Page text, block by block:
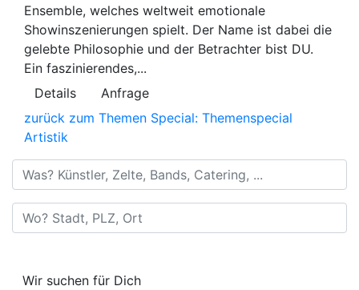
Ensemble, welches weltweit emotionale
Showinszenierungen spielt. Der Name ist dabei die
gelebte Philosophie und der Betrachter bist DU.
Ein faszinierendes,...
Details
Anfrage
zurück zum Themen Special: Themenspecial
Artistik
Was? Künstler, Zelte, Bands, Catering, ...
Wo? Stadt, PLZ, Ort
Wir suchen für Dich